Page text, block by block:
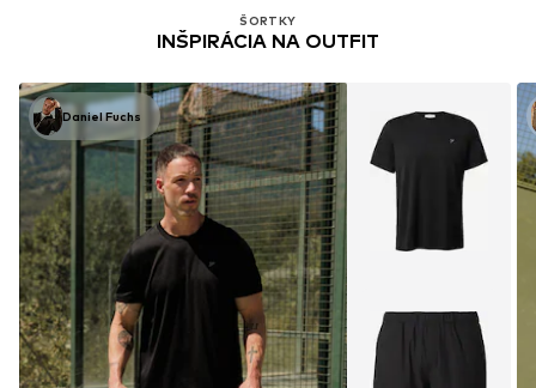
ŠORTKY
INŠPIRÁCIA NA OUTFIT
Daniel Fuchs